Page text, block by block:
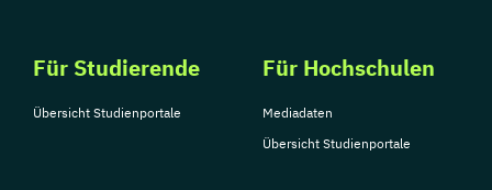
Für Studierende
Übersicht Studienportale
Für Hochschulen
Mediadaten
Übersicht Studienportale